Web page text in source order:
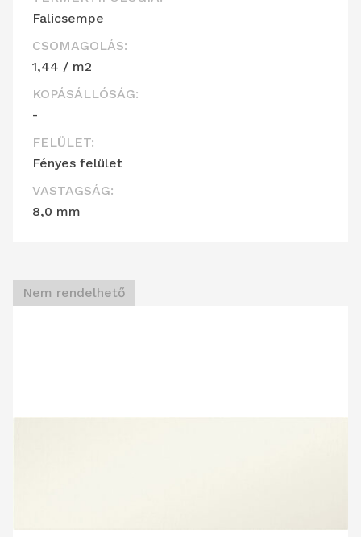
Falicsempe
CSOMAGOLÁS:
1,44 / m2
KOPÁSÁLLÓSÁG:
-
FELÜLET:
Fényes felület
VASTAGSÁG:
8,0 mm
Nem rendelhető